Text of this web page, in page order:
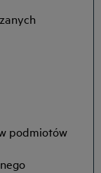
podmiotów